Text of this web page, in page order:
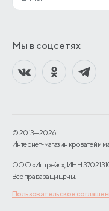
Мы в соцсетях
© 2013—2026
Интернет-магазин кроватей и
ООО «Интрейд», ИНН
Все права защищены.
Пользовательское